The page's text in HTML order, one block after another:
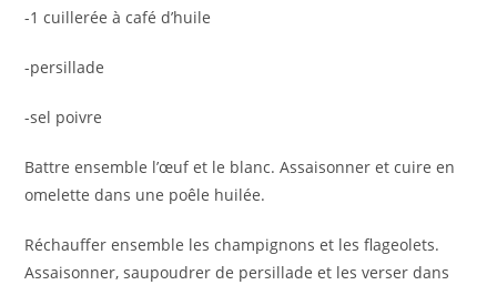
-1 cuillerée à café d’huile
-persillade
-sel poivre
Battre ensemble l’œuf et le blanc. Assaisonner et cuire en
omelette dans une poêle huilée.
Réchauffer ensemble les champignons et les flageolets.
Assaisonner, saupoudrer de persillade et les verser dans